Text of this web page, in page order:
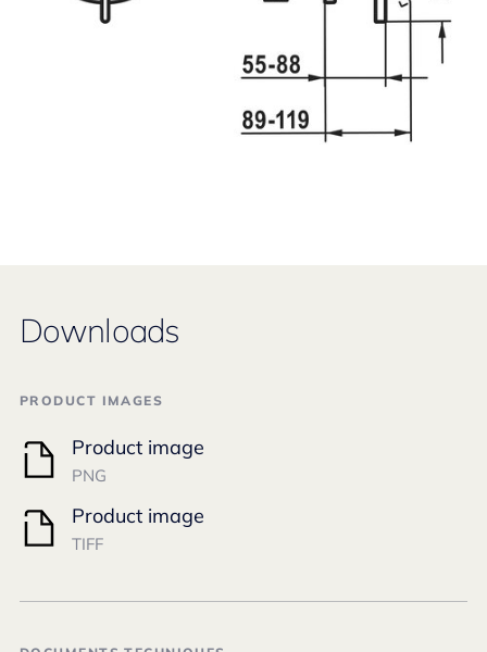
Downloads
PRODUCT IMAGES
Product image
PNG
Product image
TIFF